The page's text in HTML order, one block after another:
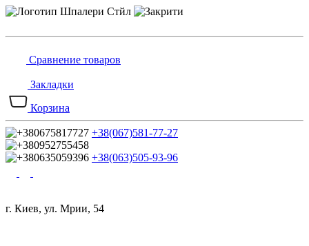
Сравнение товаров
Закладки
Корзина
+38(067)581-77-27
+38(063)505-93-96
г. Киев, ул. Мрии, 54